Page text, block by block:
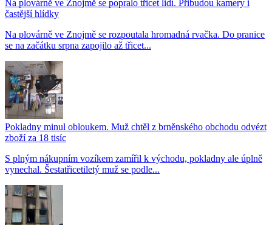
Na plovárně ve Znojmě se popralo třicet lidí. Přibudou kamery i
častější hlídky
Na plovárně ve Znojmě se rozpoutala hromadná rvačka. Do pranice
se na začátku srpna zapojilo až třicet...
Pokladny minul obloukem. Muž chtěl z brněnského obchodu odvézt
zboží za 18 tisíc
S plným nákupním vozíkem zamířil k východu, pokladny ale úplně
vynechal. Šestatřicetiletý muž se podle...